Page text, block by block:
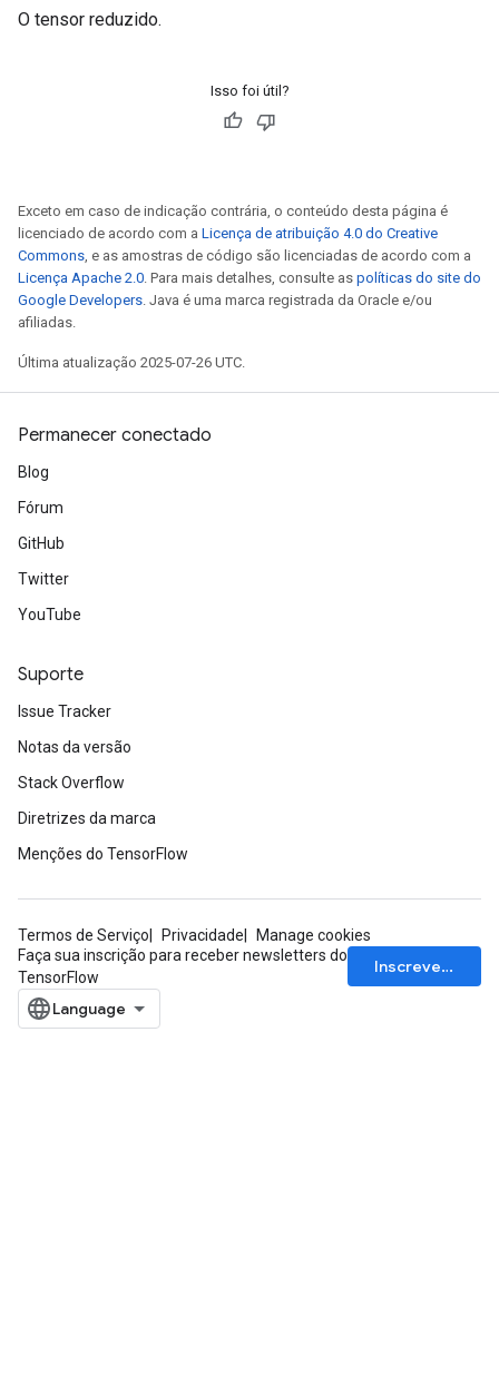
O tensor reduzido.
Isso foi útil?
Exceto em caso de indicação contrária, o conteúdo desta página é
licenciado de acordo com a Licença de atribuição 4.0 do Creative
Commons, e as amostras de código são licenciadas de acordo com a
Licença Apache 2.0. Para mais detalhes, consulte as políticas do site do
Google Developers. Java é uma marca registrada da Oracle e/ou
afiliadas.
Última atualização 2025-07-26 UTC.
Permanecer conectado
Blog
Fórum
GitHub
Twitter
YouTube
Suporte
Issue Tracker
Notas da versão
Stack Overflow
Diretrizes da marca
Menções do TensorFlow
Termos de Serviço Privacidade
Manage cookies
Faça sua inscrição para receber newsletters do
TensorFlow
Inscrever-se